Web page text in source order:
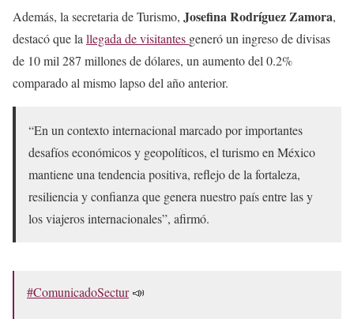
Además, la secretaria de Turismo, Josefina Rodríguez Zamora,
destacó que la llegada de visitantes generó un ingreso de divisas
de 10 mil 287 millones de dólares, un aumento del 0.2%
comparado al mismo lapso del año anterior.
“En un contexto internacional marcado por importantes
desafíos económicos y geopolíticos, el turismo en México
mantiene una tendencia positiva, reflejo de la fortaleza,
resiliencia y confianza que genera nuestro país entre las y
los viajeros internacionales”, afirmó.
#ComunicadoSectur📣